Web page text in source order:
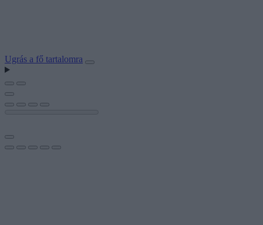
Ugrás a fő tartalomra